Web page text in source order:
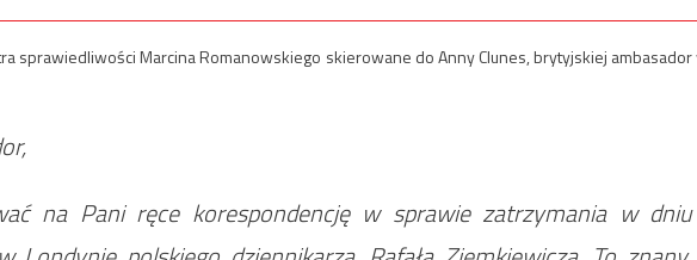
sprawiedliwości Marcina Romanowskiego skierowane do Anny Clunes, brytyjskiej ambasador
na Pani ręce korespondencję w sprawie zatrzymania w dniu